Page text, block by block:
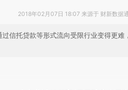
2018年02月07日 18:07 来源于 财新数据
信托贷款等形式流向受限行业变得更